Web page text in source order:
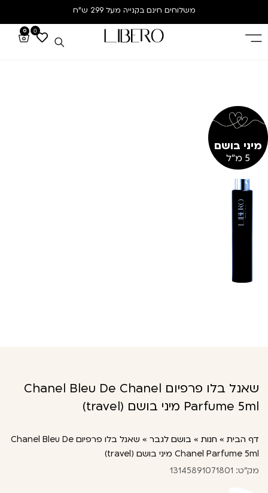
משלוחים חינם בקנייה מעל 299 ש”ח
0
0
מיני בושם
5 מ"ל
שאנל בלו פרפיום Chanel Bleu De Chanel
Parfume 5ml מיני בושם (travel)
דף הבית » חנות » בושם לגבר »
שאנל בלו פרפיום Chanel Bleu De
Chanel Parfume 5ml מיני בושם (travel)
מק"ט: 13145891071801